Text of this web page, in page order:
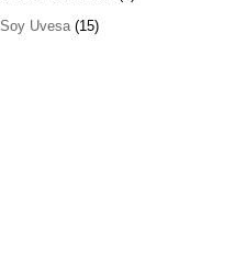
Soy Uvesa (15)